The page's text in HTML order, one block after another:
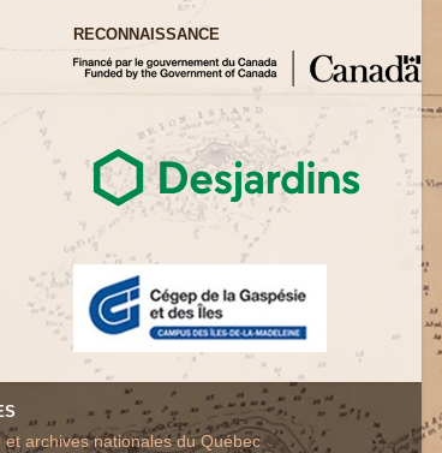
RECONNAISSANCE
et archives nationales du Québec